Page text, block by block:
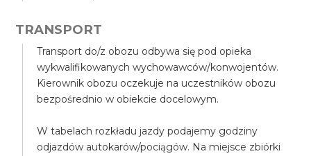
TRANSPORT
Transport do/z obozu odbywa się pod opieka
wykwalifikowanych wychowawców/konwojentów.
Kierownik obozu oczekuje na uczestników obozu
bezpośrednio w obiekcie docelowym.
W tabelach rozkładu jazdy podajemy godziny
odjazdów autokarów/pociągów. Na miejsce zbiórki